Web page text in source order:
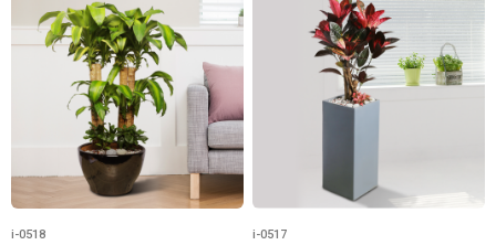
i-0518 i-0517